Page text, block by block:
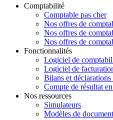
Comptabilité
Comptable pas cher
Nos offres de
Nos offres de
Nos offres de
Fonctionnalités
Logiciel de
Logiciel de
Bilans et déclarations
Compte de résultat
Nos ressources
Simulateurs
Modèles de